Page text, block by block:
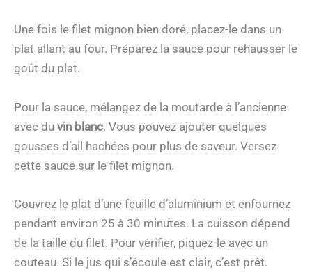
Une fois le filet mignon bien doré, placez-le dans un
plat allant au four. Préparez la sauce pour rehausser le
goût du plat.
Pour la sauce, mélangez de la moutarde à l’ancienne
avec du vin blanc. Vous pouvez ajouter quelques
gousses d’ail hachées pour plus de saveur. Versez
cette sauce sur le filet mignon.
Couvrez le plat d’une feuille d’aluminium et enfournez
pendant environ 25 à 30 minutes. La cuisson dépend
de la taille du filet. Pour vérifier, piquez-le avec un
couteau. Si le jus qui s’écoule est clair, c’est prêt.